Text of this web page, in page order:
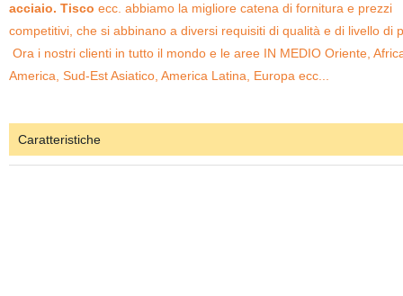
acciaio. Tisco ecc. abbiamo la migliore catena di fornitura e prezzi
competitivi, che si abbinano a diversi requisiti di qualità e di livello di
Ora i nostri clienti in tutto il mondo e le aree IN MEDIO Oriente,
America, Sud-Est Asiatico, America Latina, Europa ecc...
Caratteristiche